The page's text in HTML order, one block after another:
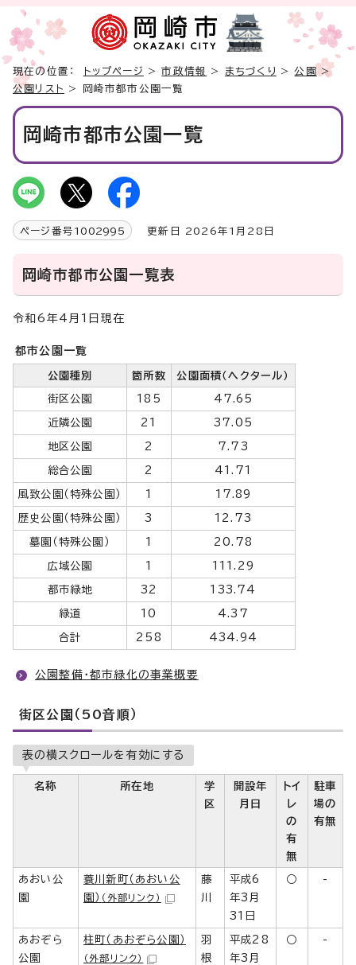
現在の位置： トップページ >市政情報 > まちづくり >公園>
公園リスト
> 岡崎市都市公園一覧
岡崎市都市公園一覧
ページ番号 1002995 更新日 2026年1月28日
岡崎市都市公園一覧表
令和6年4月1日現在
都市公園一覧
公園種別 箇所数 公園面積（ヘクタール）
街区公園 185 47.65
近隣公園 21 37.05
地区公園 2 7.73
総合公園 2 41.71
風致公園（特殊公園） 1 17.89
歴史公園（特殊公園） 3 12.73
墓園（特殊公園） 1 20.78
広域公園 1 111.29
都市緑地 32 133.74
緑道 10 4.37
合計 258 434.94
公園整備・都市緑化の事業概要
街区公園（50音順）
表の横スクロールを有効にする
名称 所在地
学
区
開設年
月日
トイ
レ
の
有
無
駐車
場の
有無
あおい公
園
蓑川新町（あおい公
園） （外部リンク）
藤
川
平成6
年3月
31日
○ -
あおぞら
公園
柱町（あおぞら公園）
（外部リンク）
羽
根
平成28
年3月
○ -